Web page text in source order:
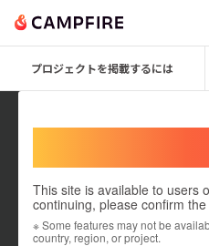
プロジェクトを掲載するには
This site is available to users
continuing, please confirm
※ Some features may not be
country, region, or project.